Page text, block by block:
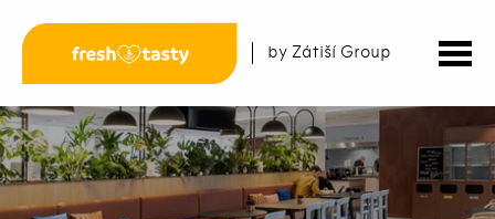
by Zátiší Group